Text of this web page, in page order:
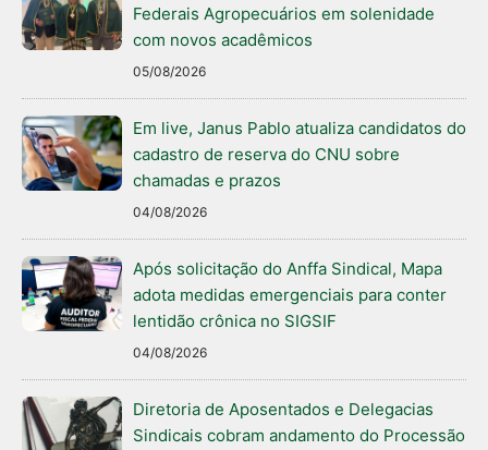
Federais Agropecuários em solenidade
com novos acadêmicos
05/08/2026
Em live, Janus Pablo atualiza candidatos do
cadastro de reserva do CNU sobre
chamadas e prazos
04/08/2026
Após solicitação do Anffa Sindical, Mapa
adota medidas emergenciais para conter
lentidão crônica no SIGSIF
04/08/2026
Diretoria de Aposentados e Delegacias
Sindicais cobram andamento do Processão